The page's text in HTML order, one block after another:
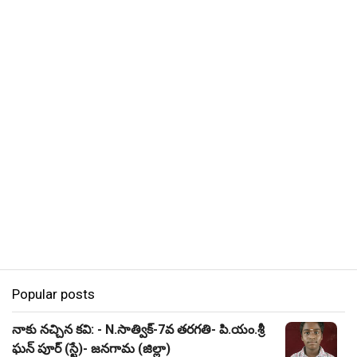
Popular posts
నాకు నచ్చిన కవి: - N.సాత్విక్-7వ తరగతి- పి.యం.శ్రీ
ఘన్ పూర్ (స్టే)- జనగామ (జిల్లా)